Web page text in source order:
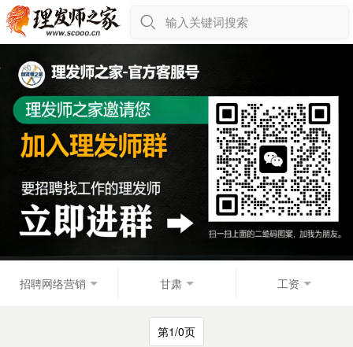
输入关键词搜索
招聘网络营销 甘肃 工资
第1/0页